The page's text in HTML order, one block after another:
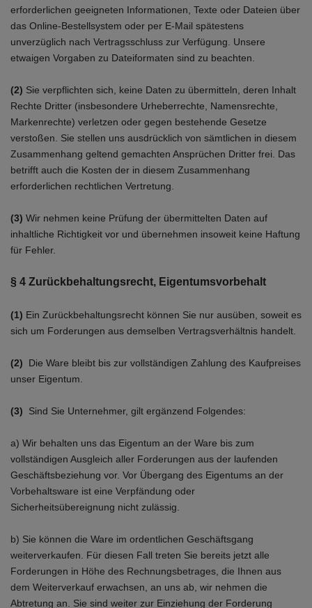
erforderlichen geeigneten Informationen, Texte oder Dateien über
das Online-Bestellsystem oder per E-Mail spätestens
unverzüglich nach Vertragsschluss zur Verfügung. Unsere
etwaigen Vorgaben zu Dateiformaten sind zu beachten.
(2) Sie verpflichten sich, keine Daten zu übermitteln, deren Inhalt
Rechte Dritter (insbesondere Urheberrechte, Namensrechte,
Markenrechte) verletzen oder gegen bestehende Gesetze
verstoßen. Sie stellen uns ausdrücklich von sämtlichen in diesem
Zusammenhang geltend gemachten Ansprüchen Dritter frei. Das
betrifft auch die Kosten der in diesem Zusammenhang
erforderlichen rechtlichen Vertretung.
(3) Wir nehmen keine Prüfung der übermittelten Daten auf
inhaltliche Richtigkeit vor und übernehmen insoweit keine Haftung
für Fehler.
§ 4 Zurückbehaltungsrecht, Eigentumsvorbehalt
(1) Ein Zurückbehaltungsrecht können Sie nur ausüben, soweit es
sich um Forderungen aus demselben Vertragsverhältnis handelt.
(2) Die Ware bleibt bis zur vollständigen Zahlung des Kaufpreises
unser Eigentum.
(3) Sind Sie Unternehmer, gilt ergänzend Folgendes:
a) Wir behalten uns das Eigentum an der Ware bis zum
vollständigen Ausgleich aller Forderungen aus der laufenden
Geschäftsbeziehung vor. Vor Übergang des Eigentums an der
Vorbehaltsware ist eine Verpfändung oder
Sicherheitsübereignung nicht zulässig.
b) Sie können die Ware im ordentlichen Geschäftsgang
weiterverkaufen. Für diesen Fall treten Sie bereits jetzt alle
Forderungen in Höhe des Rechnungsbetrages, die Ihnen aus
dem Weiterverkauf erwachsen, an uns ab, wir nehmen die
Abtretung an. Sie sind weiter zur Einziehung der Forderung